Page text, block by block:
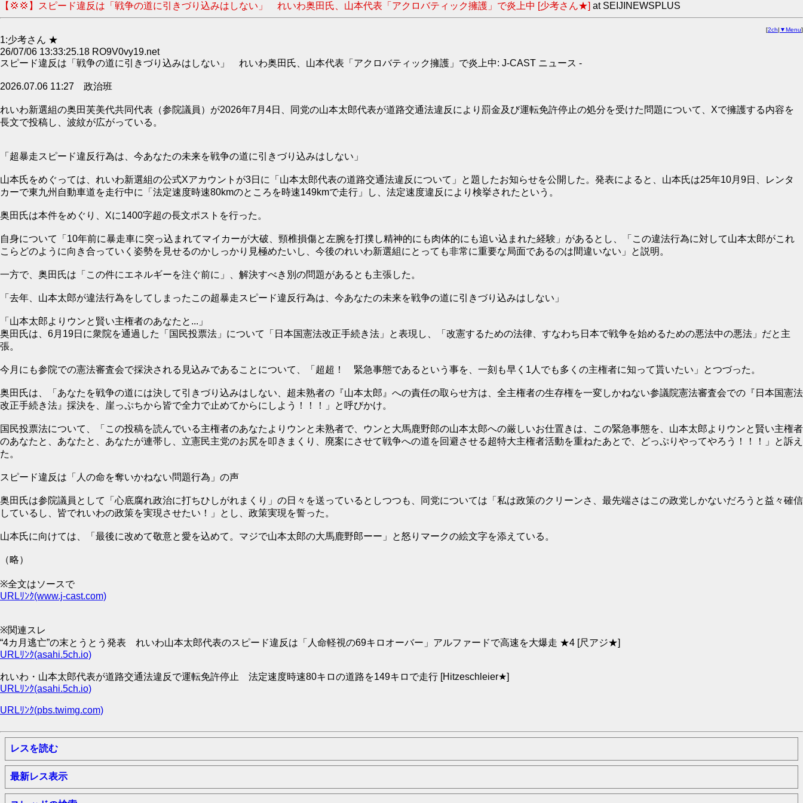
【💢💢】スピード違反は「戦争の道に引きづり込みはしない」 れいわ奥田氏、山本代表「アクロバティック擁護」で炎上中 [少考さん★] at SEIJINEWSPLUS
[2ch| ▼Menu]
1:少考さん ★
26/07/06 13:33:25.18 RO9V0vy19.net
スピード違反は「戦争の道に引きづり込みはしない」 れいわ奥田氏、山本代表「アクロバティック擁護」で炎上中: J-CAST ニュース -
2026.07.06 11:27 政治班
れいわ新選組の奥田芙美代共同代表（参院議員）が2026年7月4日、同党の山本太郎代表が道路交通法違反により罰金及び運転免許停止の処分を受けた問題について、Xで擁護する内容を
長文で投稿し、波紋が広がっている。
「超暴走スピード違反行為は、今あなたの未来を戦争の道に引きづり込みはしない」
山本氏をめぐっては、れいわ新選組の公式Xアカウントが3日に「山本太郎代表の道路交通法違反について」と題したお知らせを公開した。発表によると、山本氏は25年10月9日、レンタ
カーで東九州自動車道を走行中に「法定速度時速80kmのところを時速149kmで走行」し、法定速度違反により検挙されたという。
奥田氏は本件をめぐり、Xに1400字超の長文ポストを行った。
自身について「10年前に暴走車に突っ込まれてマイカーが大破、頸椎損傷と左腕を打撲し精神的にも肉体的にも追い込まれた経験」があるとし、「この違法行為に対して山本太郎がこれ
こらどのように向き合っていく姿勢を見せるのかしっかり見極めたいし、今後のれいわ新選組にとっても非常に重要な局面であるのは間違いない」と説明。
一方で、奥田氏は「この件にエネルギーを注ぐ前に」、解決すべき別の問題があるとも主張した。
「去年、山本太郎が違法行為をしてしまったこの超暴走スピード違反行為は、今あなたの未来を戦争の道に引きづり込みはしない」
「山本太郎よりウンと賢い主権者のあなたと...」
奥田氏は、6月19日に衆院を通過した「国民投票法」について「日本国憲法改正手続き法」と表現し、「改憲するための法律、すなわち日本で戦争を始めるための悪法中の悪法」だと主
張。
今月にも参院での憲法審査会で採決される見込みであることについて、「超超！ 緊急事態であるという事を、一刻も早く1人でも多くの主権者に知って貰いたい」とつづった。
奥田氏は、「あなたを戦争の道には決して引きづり込みはしない、超未熟者の『山本太郎』への責任の取らせ方は、全主権者の生存権を一変しかねない参議院憲法審査会での『日本国憲法
改正手続き法』採決を、崖っぷちから皆で全力で止めてからにしよう！！！」と呼びかけ。
国民投票法について、「この投稿を読んでいる主権者のあなたよりウンと未熟者で、ウンと大馬鹿野郎の山本太郎への厳しいお仕置きは、この緊急事態を、山本太郎よりウンと賢い主権者
のあなたと、あなたと、あなたが連帯し、立憲民主党のお尻を叩きまくり、廃案にさせて戦争への道を回避させる超特大主権者活動を重ねたあとで、どっぷりやってやろう！！！」と訴え
た。
スピード違反は「人の命を奪いかねない問題行為」の声
奥田氏は参院議員として「心底腐れ政治に打ちひしがれまくり」の日々を送っているとしつつも、同党については「私は政策のクリーンさ、最先端さはこの政党しかないだろうと益々確信
しているし、皆でれいわの政策を実現させたい！」とし、政策実現を誓った。
山本氏に向けては、「最後に改めて敬意と愛を込めて。マジで山本太郎の大馬鹿野郎ーー」と怒りマークの絵文字を添えている。
（略）
※全文はソースで
URLﾘﾝｸ(www.j-cast.com)
※関連スレ
“4カ月逃亡”の末とうとう発表 れいわ山本太郎代表のスピード違反は「人命軽視の69キロオーバー」アルファードで高速を大爆走 ★4 [尺アジ★]
URLﾘﾝｸ(asahi.5ch.io)
れいわ・山本太郎代表が道路交通法違反で運転免許停止 法定速度時速80キロの道路を149キロで走行 [Hitzeschleier★]
URLﾘﾝｸ(asahi.5ch.io)
URLﾘﾝｸ(pbs.twimg.com)
レスを読む
最新レス表示